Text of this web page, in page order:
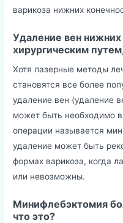
варикоза нижних
Удаление вен нижних
хирургическим
Хотя лазерные методы
становятся все более
удаление вен (удаление
может быть необходимо
операции называется
удаление может быть
формах варикоза, когда
или невозможны.
Минифлебэктомия
что это?